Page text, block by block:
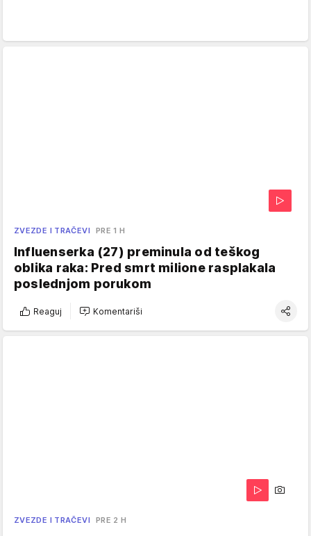
ZVEZDE I TRAČEVI PRE 1 H
Influenserka (27) preminula od teškog
oblika raka: Pred smrt milione rasplakala
poslednjom porukom
Reaguj Komentariši
ZVEZDE I TRAČEVI PRE 2 H